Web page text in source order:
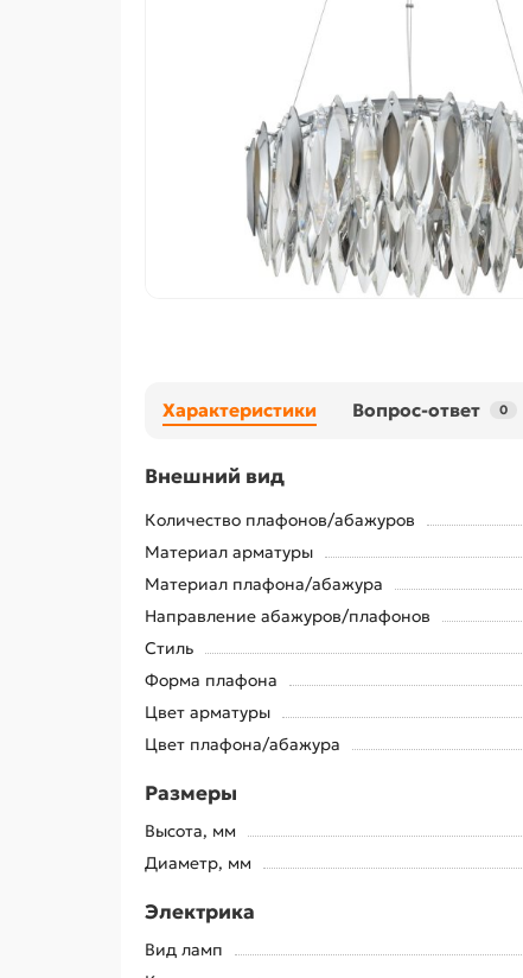
Характеристики Вопрос-ответ 0
Внешний вид
Количество плафонов/абажуров
Материал арматуры
Материал плафона/абажура
Направление абажуров/плафонов
Стиль
Форма плафона
Цвет арматуры
Цвет плафона/абажура
Размеры
Высота, мм
Диаметр, мм
Электрика
Вид ламп